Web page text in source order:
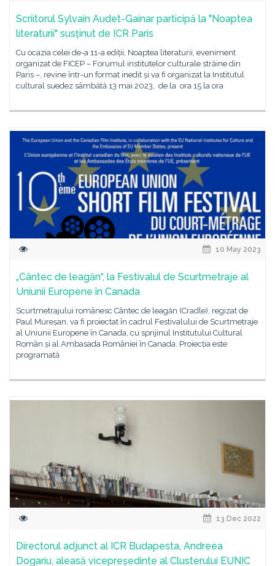
Scriitorul Sylvain Audet-Gainar participă la "Noaptea
literaturii" susținut de ICR Paris
Cu ocazia celei de-a 11-a ediții, Noaptea literaturii, eveniment
organizat de FICEP – Forumul institutelor culturale străine din
Paris –, revine într-un format inedit și va fi organizat la Institutul
cultural suedez sâmbătă 13 mai 2023, de la ora 15 la ora
10 May 2023
„Cântec de leagăn“, la Festivalul de Scurtmetraje al
Uniunii Europene în Canada
Scurtmetrajului românesc Cântec de leagăn (Cradle), regizat de
Paul Mureșan, va fi proiectat în cadrul Festivalului de Scurtmetraje
al Uniunii Europene în Canada, cu sprijinul Institutului Cultural
Român și al Ambasada României în Canada. Proiecția este
programată
13 Dec 2022
Directorul adjunct al ICR Budapesta, Andreea
Dogariu, aleasă vicepreședinte al Clusterului EUNIC